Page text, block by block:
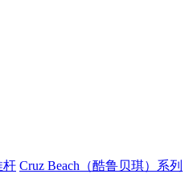
杆 Cruz Beach（酷鲁贝琪）系列